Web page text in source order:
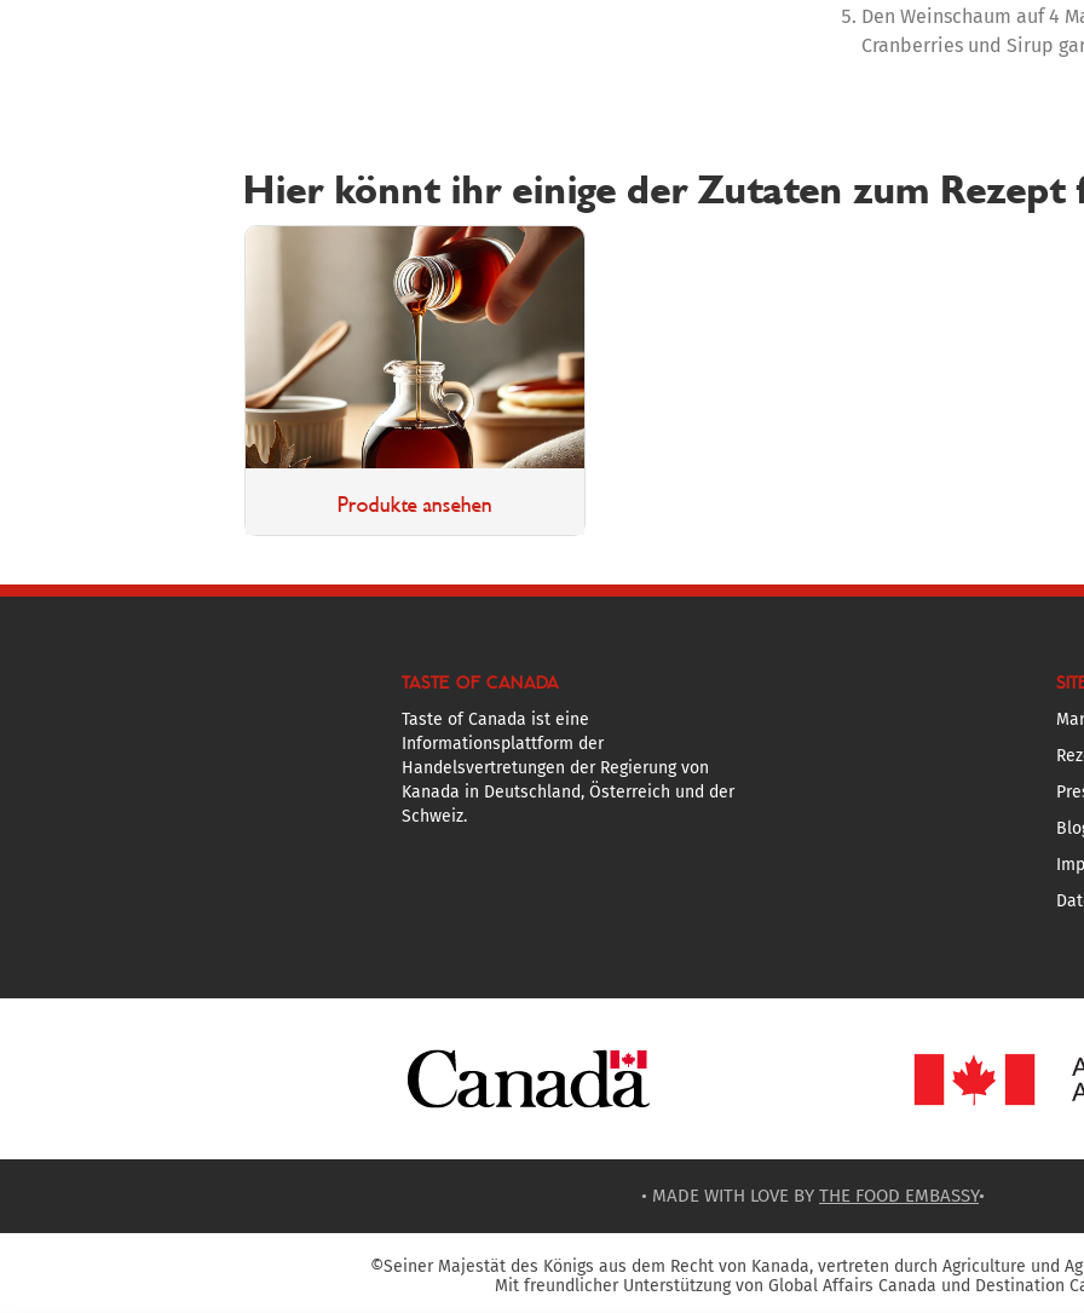
Den Weinschaum auf 4
Cranberries und Sirup
Hier könnt ihr einige der Zutaten zum Rezept
Produkte ansehen
TASTE OF CANADA
Taste of Canada ist eine
Informationsplattform der
Handelsvertretungen der Regierung von
Kanada in Deutschland, Österreich und der
Schweiz.
• MADE WITH LOVE BY THE FOOD EMBASSY•
©Seiner Majestät des Königs aus dem Recht von Kanada, vertreten durch Agriculture und
Mit freundlicher Unterstützung von Global Affairs Canada und Destination